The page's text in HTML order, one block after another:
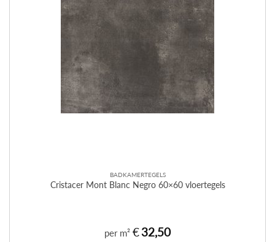
BADKAMERTEGELS
Cristacer Mont Blanc Negro 60×60 vloertegels
per m² €32,50